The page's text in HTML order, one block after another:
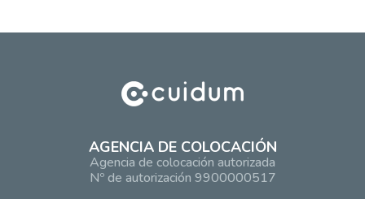
AGENCIA DE COLOCACIÓN
Agencia de colocación autorizada
Nº de autorización 9900000517